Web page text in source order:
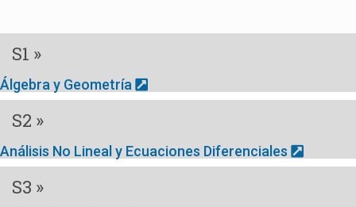
S1 »
Álgebra y Geometría
S2 »
Análisis No Lineal y Ecuaciones Diferenciales
S3 »